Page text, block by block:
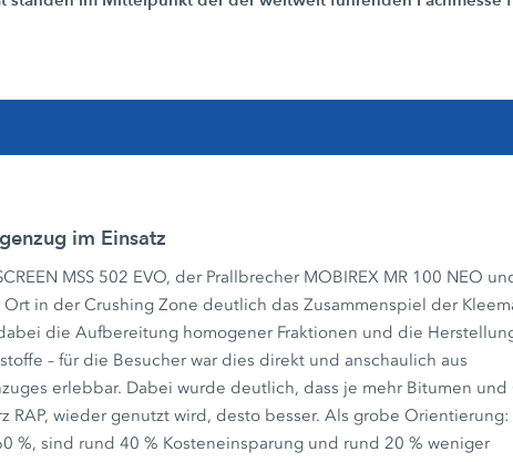
im Einsatz
MSS 502 EVO, der Prallbrecher MOBIREX MR 100 NEO
in der Crushing Zone deutlich das Zusammenspiel der
die Aufbereitung homogener Fraktionen und die
– für die Besucher war dies direkt und anschaulich aus
erlebbar. Dabei wurde deutlich, dass je mehr Bitumen und
RAP, wieder genutzt wird, desto besser. Als grobe
%, sind rund 40 % Kosteneinsparung und rund 20 % weniger